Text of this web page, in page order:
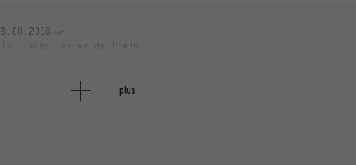
| sans levier de frein
Kaum Bremsleistung - deutlich schlechter als alle anderen
plus